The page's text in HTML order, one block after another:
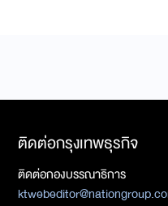
ติดต่อกรุงเทพธุรกิจ
ติดต่อกองบรรณาธิการ